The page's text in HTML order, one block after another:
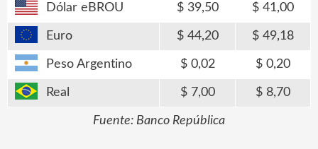
Dólar eBROU 39,50 41,00
Euro 44,20 49,18
Peso Argentino 0,02 0,20
Real 7,00 8,70
Fuente: Banco República